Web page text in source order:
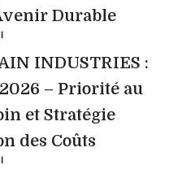
Durable
INDUSTRIES :
– Priorité au
et Stratégie
des Coûts